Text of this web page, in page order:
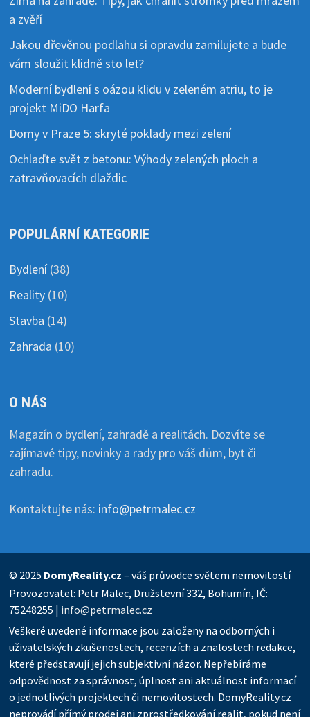
a zvěří
Jakou dřevěnou podlahu si opravdu zamilujete a bude
vám sloužit klidně sto let?
Moderní bydlení s oázou klidu v zeleném atriu, to je
projekt MiDO Harfa
Domy v Praze 5: skryté poklady mezi zelení
Ochlaďte svět z betonu: Výhody zelených ploch a
zatravňovacích dlaždic
POPULÁRNÍ KATEGORIE
Bydlení(38)
Reality(10)
Stavba (14)
Zahrada (10)
O NÁS
Magazín o bydlení, zahradě a realitách. Dozvíte se
zajímavé tipy, novinky a rady pro váš dům, byt či
zahradu.
Kontaktujte nás: info@petrmalec.cz
© 2025 DomyReality.cz – váš průvodce světem nemovitostí
Provozovatel: Petr Malec, Družstevní 332, Bohumín, IČ:
75248255 | info@petrmalec.cz
Veškeré uvedené informace jsou založeny na odborných i
uživatelských zkušenostech, recenzích a znalostech redakce,
které představují jejich subjektivní názor. Nepřebíráme
odpovědnost za správnost, úplnost ani aktuálnost informací
o jednotlivých projektech či nemovitostech. DomyReality.cz
neprovádí přímý prodej ani zprostředkování realit, pokud není